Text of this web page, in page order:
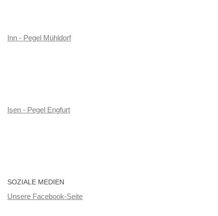
Inn - Pegel Mühldorf
Isen - Pegel Engfurt
SOZIALE MEDIEN
Unsere Facebook-Seite